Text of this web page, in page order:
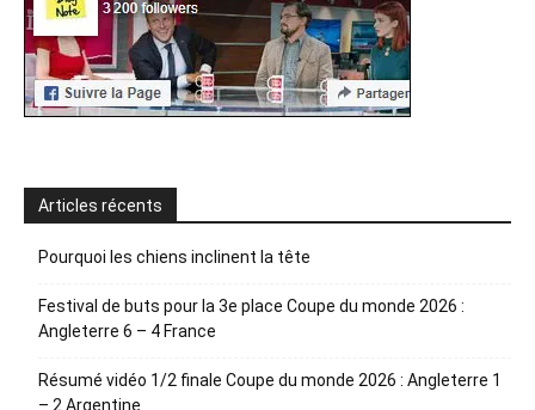
Articles récents
Pourquoi les chiens inclinent la tête
Festival de buts pour la 3e place Coupe du monde 2026 :
Angleterre 6 – 4 France
Résumé vidéo 1/2 finale Coupe du monde 2026 : Angleterre 1
– 2 Argentine